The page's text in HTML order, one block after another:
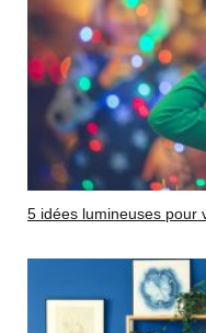
5 idées lumineuses pour